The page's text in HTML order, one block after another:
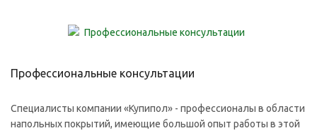
Профессиональные консультации
Специалисты компании «Купипол» - профессионалы в области
напольных покрытий, имеющие большой опыт работы в этой